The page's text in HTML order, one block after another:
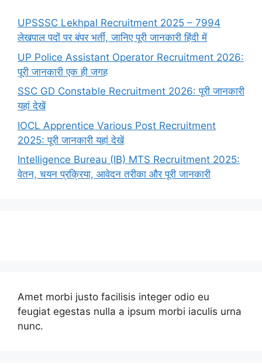
UPSSSC Lekhpal Recruitment 2025 – 7994
लेखपाल पदों पर बंपर भर्ती, जानिए पूरी जानकारी हिंदी में
UP Police Assistant Operator Recruitment 2026:
पूरी जानकारी एक ही जगह
SSC GD Constable Recruitment 2026: पूरी जानकारी
यहां देखें
IOCL Apprentice Various Post Recruitment
2025: पूरी जानकारी यहां देखें
Intelligence Bureau (IB) MTS Recruitment 2025:
वेतन, चयन प्रक्रिया, आवेदन तरीका और पूरी जानकारी
Amet morbi justo facilisis integer odio eu
feugiat egestas nulla a ipsum morbi iaculis urna
nunc.